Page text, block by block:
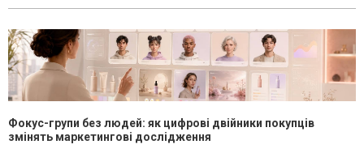
Фокус-групи без людей: як цифрові двійники покупців
змінять маркетингові дослідження